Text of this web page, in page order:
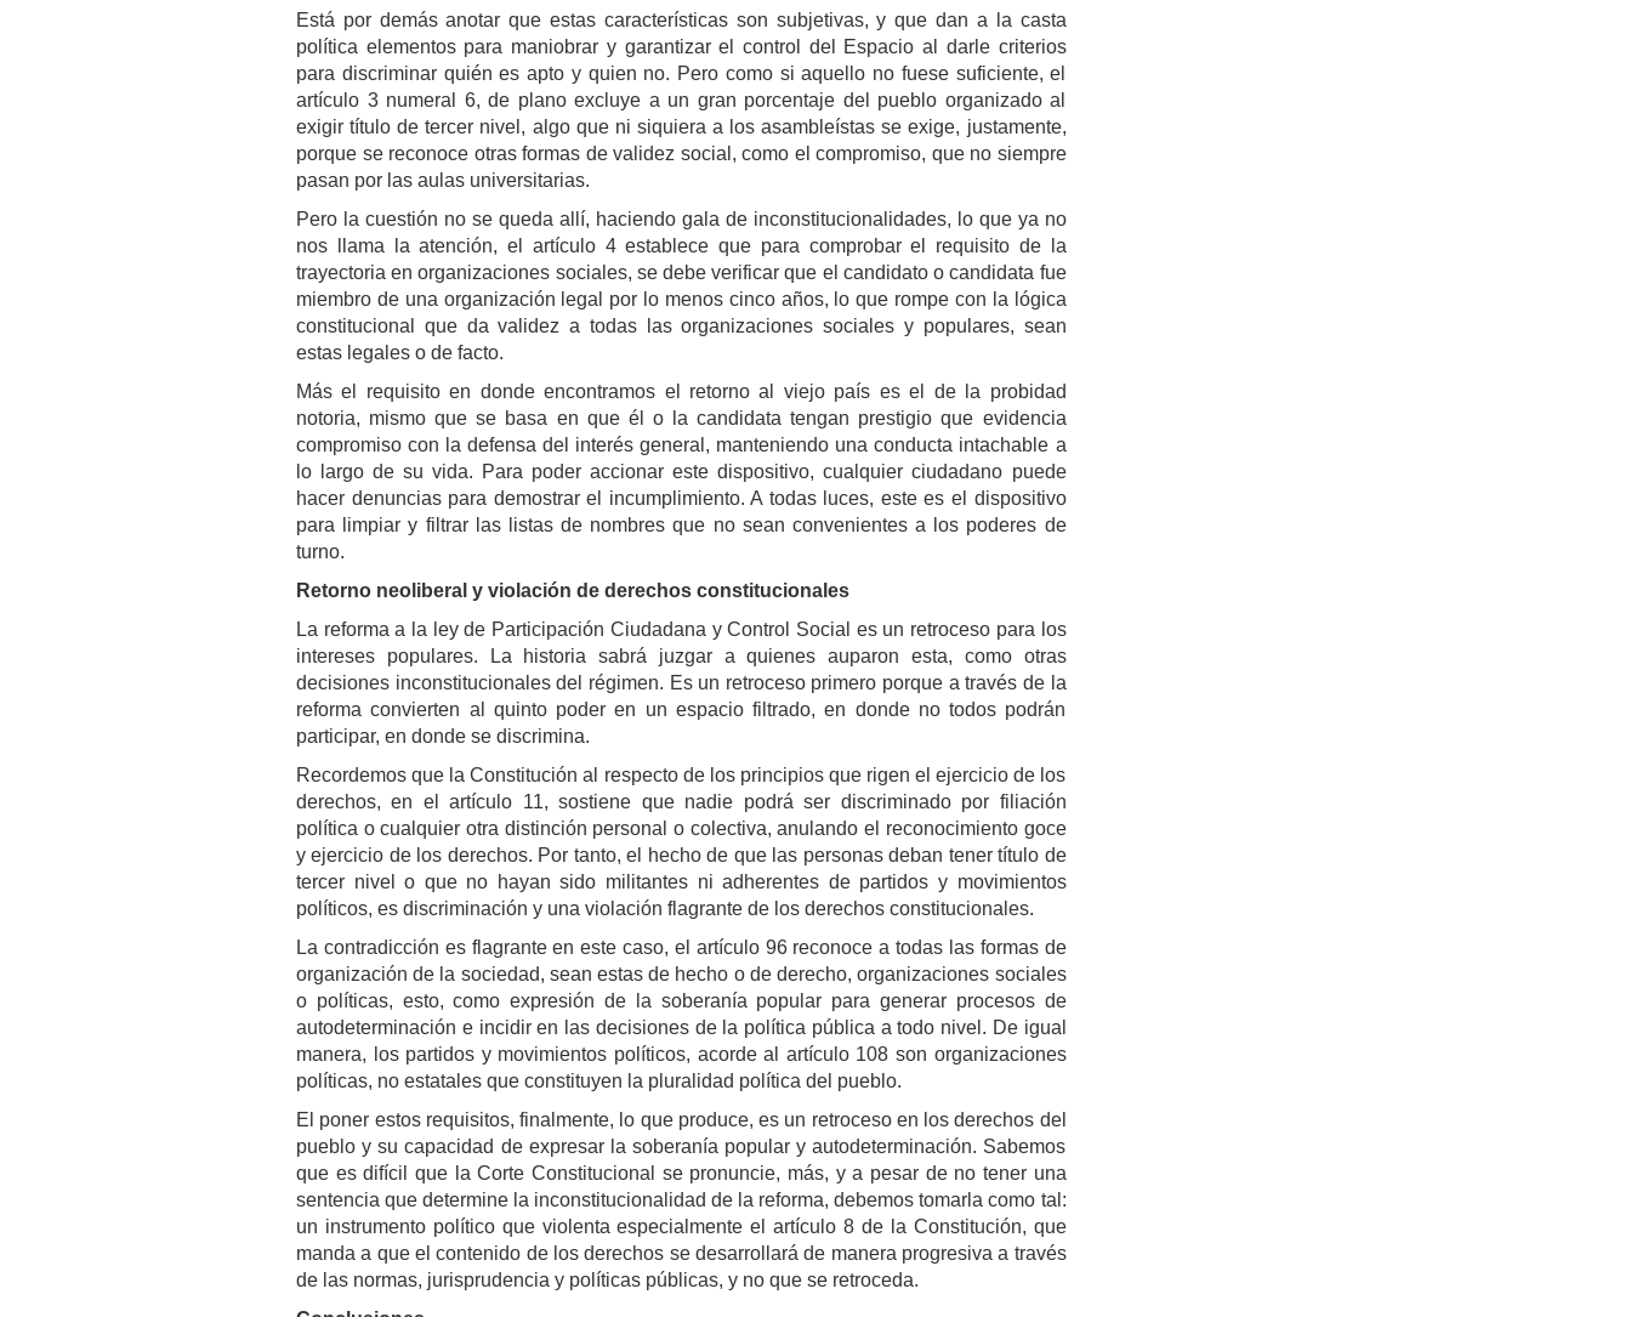
Está por demás anotar que estas características son subjetivas, y que dan a la casta
política elementos para maniobrar y garantizar el control del Espacio al darle criterios
para discriminar quién es apto y quien no. Pero como si aquello no fuese suficiente, el
artículo 3 numeral 6, de plano excluye a un gran porcentaje del pueblo organizado al
exigir título de tercer nivel, algo que ni siquiera a los asambleístas se exige, justamente,
porque se reconoce otras formas de validez social, como el compromiso, que no siempre
pasan por las aulas universitarias.
Pero la cuestión no se queda allí, haciendo gala de inconstitucionalidades, lo que ya no
nos llama la atención, el artículo 4 establece que para comprobar el requisito de la
trayectoria en organizaciones sociales, se debe verificar que el candidato o candidata fue
miembro de una organización legal por lo menos cinco años, lo que rompe con la lógica
constitucional que da validez a todas las organizaciones sociales y populares, sean
estas legales o de facto.
Más el requisito en donde encontramos el retorno al viejo país es el de la probidad
notoria, mismo que se basa en que él o la candidata tengan prestigio que evidencia
compromiso con la defensa del interés general, manteniendo una conducta intachable a
lo largo de su vida. Para poder accionar este dispositivo, cualquier ciudadano puede
hacer denuncias para demostrar el incumplimiento. A todas luces, este es el dispositivo
para limpiar y filtrar las listas de nombres que no sean convenientes a los poderes de
turno.
Retorno neoliberal y violación de derechos constitucionales
La reforma a la ley de Participación Ciudadana y Control Social es un retroceso para los
intereses populares. La historia sabrá juzgar a quienes auparon esta, como otras
decisiones inconstitucionales del régimen. Es un retroceso primero porque a través de la
reforma convierten al quinto poder en un espacio filtrado, en donde no todos podrán
participar, en donde se discrimina.
Recordemos que la Constitución al respecto de los principios que rigen el ejercicio de los
derechos, en el artículo 11, sostiene que nadie podrá ser discriminado por filiación
política o cualquier otra distinción personal o colectiva, anulando el reconocimiento goce
y ejercicio de los derechos. Por tanto, el hecho de que las personas deban tener título de
tercer nivel o que no hayan sido militantes ni adherentes de partidos y movimientos
políticos, es discriminación y una violación flagrante de los derechos constitucionales.
La contradicción es flagrante en este caso, el artículo 96 reconoce a todas las formas de
organización de la sociedad, sean estas de hecho o de derecho, organizaciones sociales
o políticas, esto, como expresión de la soberanía popular para generar procesos de
autodeterminación e incidir en las decisiones de la política pública a todo nivel. De igual
manera, los partidos y movimientos políticos, acorde al artículo 108 son organizaciones
políticas, no estatales que constituyen la pluralidad política del pueblo.
El poner estos requisitos, finalmente, lo que produce, es un retroceso en los derechos del
pueblo y su capacidad de expresar la soberanía popular y autodeterminación. Sabemos
que es difícil que la Corte Constitucional se pronuncie, más, y a pesar de no tener una
sentencia que determine la inconstitucionalidad de la reforma, debemos tomarla como tal:
un instrumento político que violenta especialmente el artículo 8 de la Constitución, que
manda a que el contenido de los derechos se desarrollará de manera progresiva a través
de las normas, jurisprudencia y políticas públicas, y no que se retroceda.